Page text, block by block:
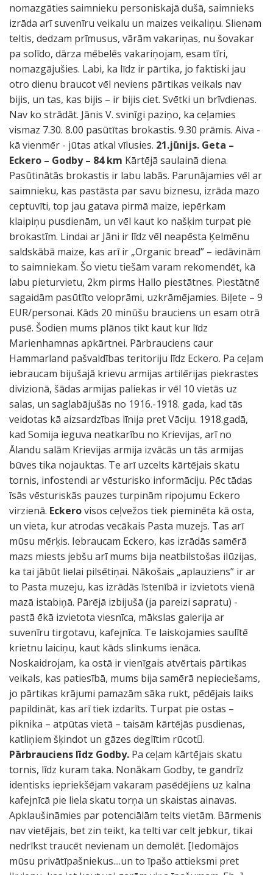
nomazgāties saimnieku personiskajā dušā, saimnieks
izrāda arī suvenīru veikalu un maizes veikaliņu. Slienam
teltis, dedzam prīmusus, vārām vakariņas, nu šovakar
pa solīdo, dārza mēbelēs vakariņojam, esam tīri,
nomazgājušies. Labi, ka līdz ir pārtika, jo faktiski jau
otro dienu braucot vēl neviens pārtikas veikals nav
bijis, un tas, kas bijis – ir bijis ciet. Svētki un brīvdienas.
Nav ko strādāt. Jānis V. svinīgi paziņo, ka ceļamies
vismaz 7.30. 8.00 pasūtītas brokastis. 9.30 prāmis. Aiva -
kā vienmēr - jūtas atkal vīlusies. 21.jūnijs. Geta –
Eckero – Godby – 84 km Kārtējā saulainā diena.
Pasūtinātās brokastis ir labu labās. Parunājamies vēl ar
saimnieku, kas pastāsta par savu biznesu, izrāda mazo
ceptuvīti, top jau gatava pirmā maize, iepērkam
klaipiņu pusdienām, un vēl kaut ko našķim turpat pie
brokastīm. Lindai ar Jāni ir līdz vēl neapēsta Ķelmēnu
saldskābā maize, kas arī ir „Organic bread” – iedāvinām
to saimniekam. Šo vietu tiešām varam rekomendēt, kā
labu pieturvietu, 2km pirms Hallo piestātnes. Piestātnē
sagaidām pasūtīto veloprāmi, uzkrāmējamies. Biļete – 9
EUR/personai. Kāds 20 minūšu brauciens un esam otrā
pusē. Šodien mums plānos tikt kaut kur līdz
Marienhamnas apkārtnei. Pārbrauciens caur
Hammarland pašvaldības teritoriju līdz Eckero. Pa ceļam
iebraucam bijušajā krievu armijas artilērijas piekrastes
divizionā, šādas armijas paliekas ir vēl 10 vietās uz
salas, un saglabājušās no 1916.-1918. gada, kad tās
veidotas kā aizsardzības līnija pret Vāciju. 1918.gadā,
kad Somija ieguva neatkarību no Krievijas, arī no
Ālandu salām Krievijas armija izvācās un tās armijas
būves tika nojauktas. Te arī uzcelts kārtējais skatu
tornis, infostendi ar vēsturisko informāciju. Pēc tādas
īsās vēsturiskās pauzes turpinām ripojumu Eckero
virzienā. Eckerovisos ceļvežos tiek pieminēta kā osta,
un vieta, kur atrodas vecākais Pasta muzejs. Tas arī
mūsu mērķis. Iebraucam Eckero, kas izrādās samērā
mazs miests jebšu arī mums bija neatbilstošas ilūzijas,
ka tai jābūt lielai pilsētiņai. Nākošais „aplauziens” ir ar
to Pasta muzeju, kas izrādās īstenībā ir izvietots vienā
mazā istabiņā. Pārējā izbijušā (ja pareizi sapratu) -
pastā ēkā izvietota viesnīca, mākslas galerija ar
suvenīru tirgotavu, kafejnīca. Te laiskojamies saulītē
krietnu laiciņu, kaut kāds slinkums ienāca.
Noskaidrojam, ka ostā ir vienīgais atvērtais pārtikas
veikals, kas patiesībā, mums bija samērā nepieciešams,
jo pārtikas krājumi pamazām sāka rukt, pēdējais laiks
papildināt, kas arī tiek izdarīts. Turpat pie ostas –
piknika – atpūtas vietā – taisām kārtējās pusdienas,
katliņiem šķindot un gāzes deglītim rūcot.
Pārbrauciens līdz Godby. Pa ceļam kārtējais skatu
tornis, līdz kuram taka. Nonākam Godby, te gandrīz
identisks iepriekšējam vakaram pasēdējiens uz kalna
kafejnīcā pie liela skatu torņa un skaistas ainavas.
Apklaušināmies par potenciālām telts vietām. Bārmenis
nav vietējais, bet zin teikt, ka telti var celt jebkur, tikai
nedrīkst traucēt nevienam un demolēt. [Iedomājos
mūsu privātīpašniekus....un to īpašo attieksmi pret